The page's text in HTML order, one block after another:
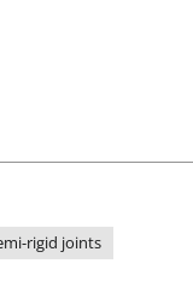
rigid joints